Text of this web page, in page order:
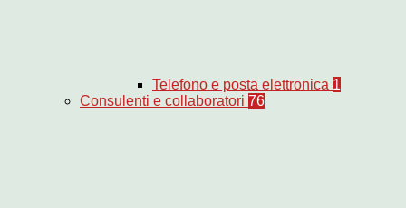
Telefono e posta elettronica 1
Consulenti e collaboratori 76